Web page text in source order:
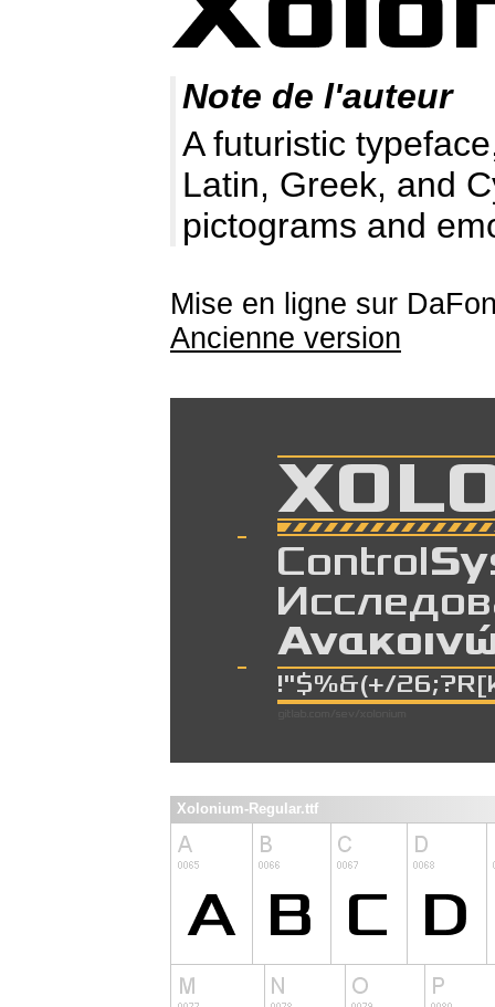
Note de l'auteur
A futuristic
Latin, Greek, and
pictograms and
Mise en ligne sur
Ancienne version
Xolonium-Regular.ttf